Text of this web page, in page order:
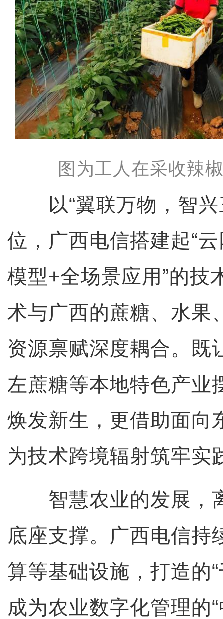
图为工人在采收辣
以“翼联万物，智兴
位，广西电信搭建起“
模型+全场景应用”的技
术与广西的蔗糖、水果
资源禀赋深度耦合。既
左蔗糖等本地特色产业
焕发新生，更借助面向
为技术跨境辐射筑牢实
智慧农业的发展，
底座支撑。广西电信持
算等基础设施，打造的
成为农业数字化管理的